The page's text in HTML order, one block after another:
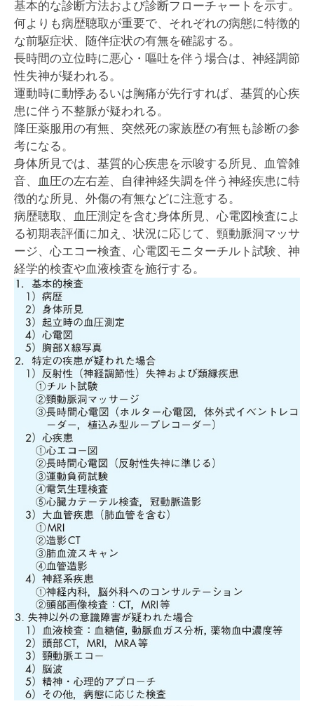
基本的な診断方法および診断フローチャートを示す。
何よりも病歴聴取が重要で、それぞれの病態に特徴的
な前駆症状、随伴症状の有無を確認する。
長時間の立位時に悪心・嘔吐を伴う場合は、神経調節
性失神が疑われる。
運動時に動悸あるいは胸痛が先行すれば、基質的心疾
患に伴う不整脈が疑われる。
降圧薬服用の有無、突然死の家族歴の有無も診断の参
考になる。
身体所見では、基質的心疾患を示唆する所見、血管雑
音、血圧の左右差、自律神経失調を伴う神経疾患に特
徴的な所見、外傷の有無などに注意する。
病歴聴取、血圧測定を含む身体所見、心電図検査によ
る初期表評価に加え、状況に応じて、頸動脈洞マッサ
ージ、心エコー検査、心電図モニターチルト試験、神
経学的検査や血液検査を施行する。